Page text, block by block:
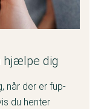
hjælpe dig
når der er fup-
du henter